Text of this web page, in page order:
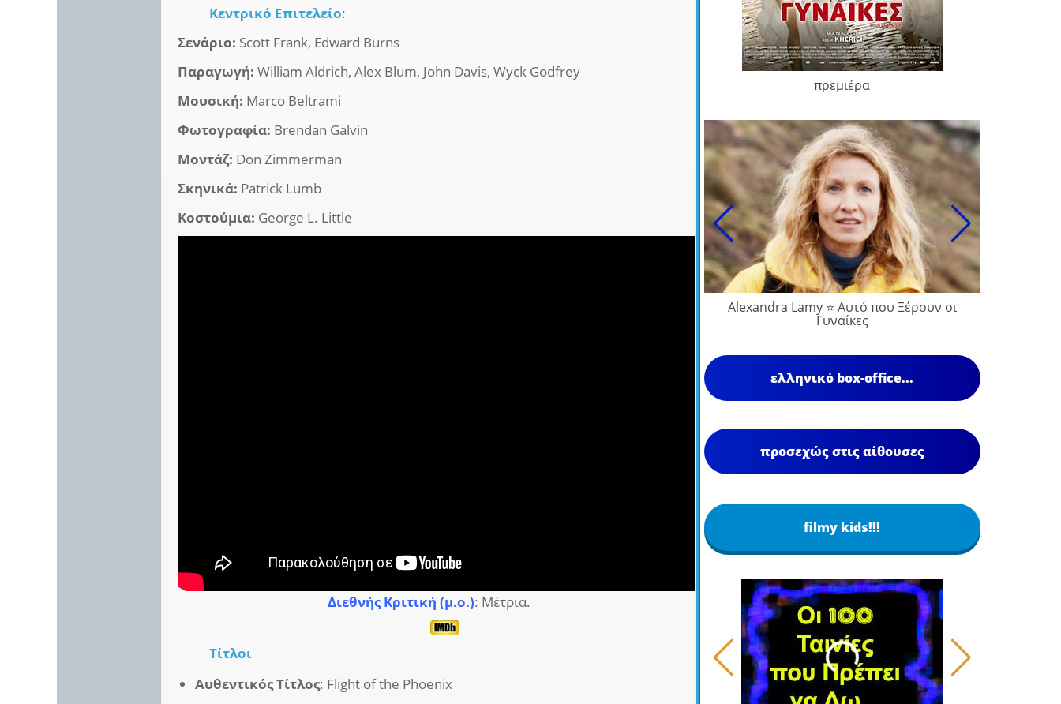
Κεντρικό Επιτελείο:
Σενάριο: Scott Frank, Edward Burns
Παραγωγή: William Aldrich, Alex Blum, John Davis, Wyck Godfrey
Μουσική: Marco Beltrami
Φωτογραφία: Brendan Galvin
Μοντάζ: Don Zimmerman
Σκηνικά: Patrick Lumb
Κοστούμια: George L. Little
Διεθνής Κριτική (μ.ο.): Μέτρια.
Τίτλοι
Αυθεντικός Τίτλος: Flight of the Phoenix
πρεμιέρα
Alexandra Lamy ⭐ Αυτό που Ξέρουν οι
Γυναίκες
ελληνικό box-office...
προσεχώς στις αίθουσες
filmy kids!!!